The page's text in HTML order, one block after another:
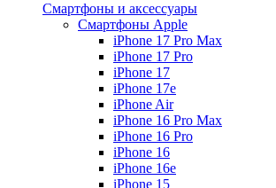
Смартфоны и аксессуары
Смартфоны Apple
iPhone 17 Pro Max
iPhone 17 Pro
iPhone 17
iPhone 17e
iPhone Air
iPhone 16 Pro Max
iPhone 16 Pro
iPhone 16
iPhone 16e
iPhone 15